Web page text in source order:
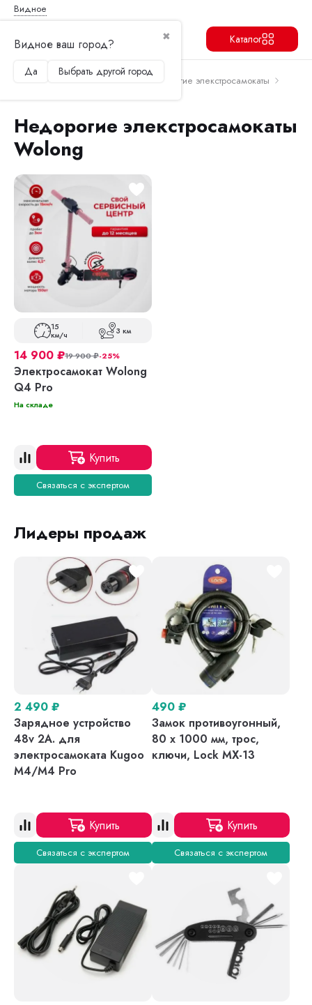
Видное
✖
Видное ваш город?
Да Выбрать другой город
Каталог
Главная Электросамокаты
Недорогие элекстросамокаты
Недорогие элекстросамокаты
Wolong
15
км/ч 3 км
14 900 ₽19 900₽-25%
Электросамокат Wolong
Q4 Pro
На складе
Купить
Связаться с экспертом
Лидеры продаж
2 490 ₽
Зарядное устройство
48v 2A. для
электросамоката Kugoo
M4/M4 Pro
Купить
Связаться с экспертом
490 ₽
Замок противоугонный,
80 х 1000 мм, трос,
ключи, Lock MX-13
Купить
Связаться с экспертом
Продолжить Перейти в корзину